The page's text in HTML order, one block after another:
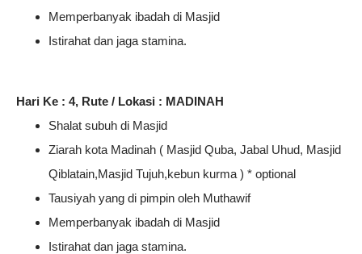
Memperbanyak ibadah di Masjid
Istirahat dan jaga stamina.
Hari Ke : 4, Rute / Lokasi : MADINAH
Shalat subuh di Masjid
Ziarah kota Madinah ( Masjid Quba, Jabal Uhud, Masjid
Qiblatain,Masjid Tujuh,kebun kurma ) * optional
Tausiyah yang di pimpin oleh Muthawif
Memperbanyak ibadah di Masjid
Istirahat dan jaga stamina.